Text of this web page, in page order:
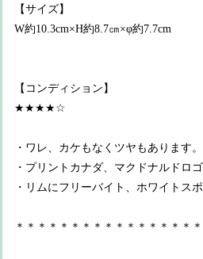
【サイズ】
W約10.3cm×H約8.7㎝×φ約7.7cm
【コンディション】
★★★★☆
・ワレ、カケもなくツヤもあります。
・プリントカナダ、マクドナルドロ
・リムにフリーバイト、ホワイトス
＊＊＊＊＊＊＊＊＊＊＊＊＊＊＊＊